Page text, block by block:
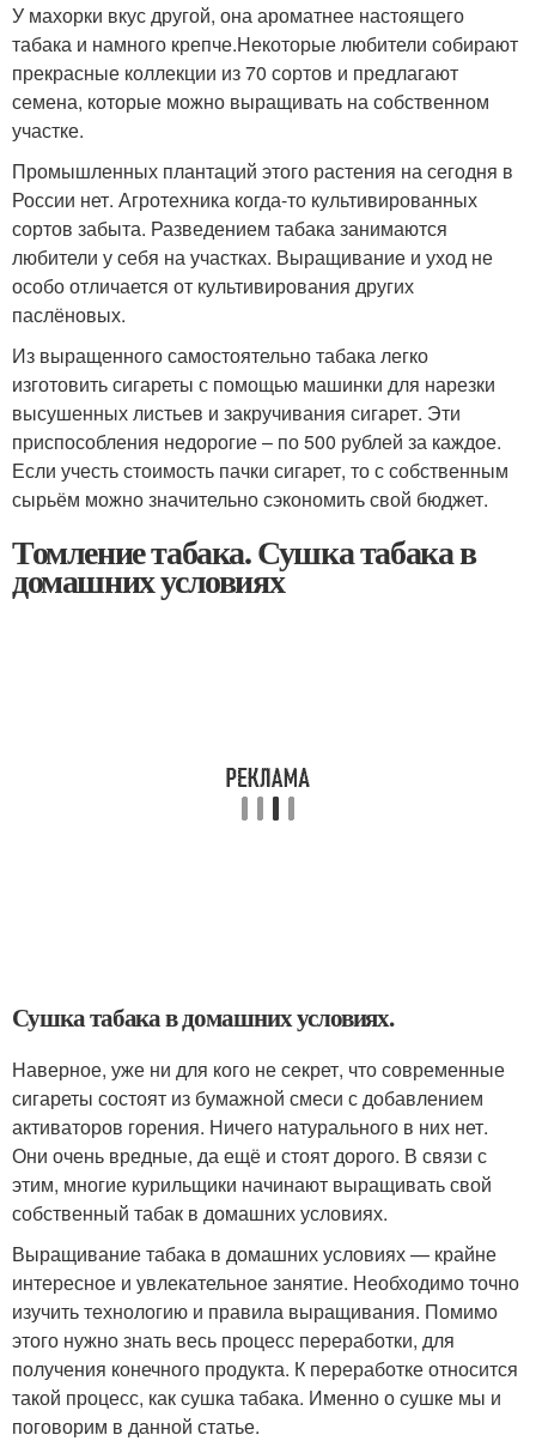
У махорки вкус другой, она ароматнее настоящего
табака и намного крепче.Некоторые любители собирают
прекрасные коллекции из 70 сортов и предлагают
семена, которые можно выращивать на собственном
участке.
Промышленных плантаций этого растения на сегодня в
России нет. Агротехника когда-то культивированных
сортов забыта. Разведением табака занимаются
любители у себя на участках. Выращивание и уход не
особо отличается от культивирования других
паслёновых.
Из выращенного самостоятельно табака легко
изготовить сигареты с помощью машинки для нарезки
высушенных листьев и закручивания сигарет. Эти
приспособления недорогие – по 500 рублей за каждое.
Если учесть стоимость пачки сигарет, то с собственным
сырьём можно значительно сэкономить свой бюджет.
Томление табака. Сушка табака в
домашних условиях
Сушка табака в домашних условиях.
Наверное, уже ни для кого не секрет, что современные
сигареты состоят из бумажной смеси с добавлением
активаторов горения. Ничего натурального в них нет.
Они очень вредные, да ещё и стоят дорого. В связи с
этим, многие курильщики начинают выращивать свой
собственный табак в домашних условиях.
Выращивание табака в домашних условиях — крайне
интересное и увлекательное занятие. Необходимо точно
изучить технологию и правила выращивания. Помимо
этого нужно знать весь процесс переработки, для
получения конечного продукта. К переработке относится
такой процесс, как сушка табака. Именно о сушке мы и
поговорим в данной статье.